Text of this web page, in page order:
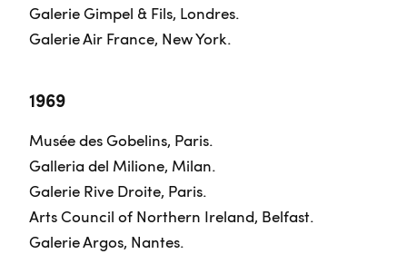
Galerie Gimpel & Fils, Londres.
Galerie Air France, New York.
1969
Musée des Gobelins, Paris.
Galleria del Milione, Milan.
Galerie Rive Droite, Paris.
Arts Council of Northern Ireland, Belfast.
Galerie Argos, Nantes.